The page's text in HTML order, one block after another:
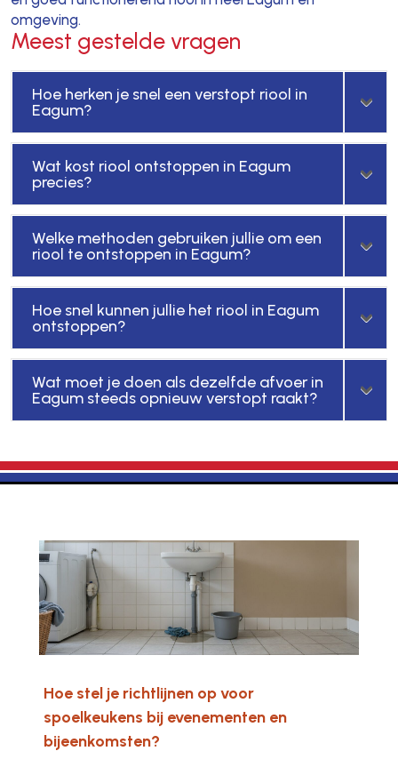
omgeving.
Meest gestelde vragen
Hoe herken je snel een verstopt riool in
Eagum?
Wat kost riool ontstoppen in Eagum
precies?
Welke methoden gebruiken jullie om een
riool te ontstoppen in Eagum?
Hoe snel kunnen jullie het riool in Eagum
ontstoppen?
Wat moet je doen als dezelfde afvoer in
Eagum steeds opnieuw verstopt raakt?
Hoe stel je richtlijnen op voor
spoelkeukens bij evenementen en
bijeenkomsten?